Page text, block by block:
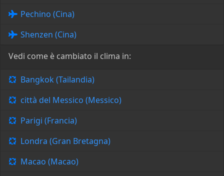
Pechino (Cina)
Shenzen (Cina)
Vedi come è cambiato il clima in:
Bangkok (Tailandia)
città del Messico (Messico)
Parigi (Francia)
Londra (Gran Bretagna)
Macao (Macao)